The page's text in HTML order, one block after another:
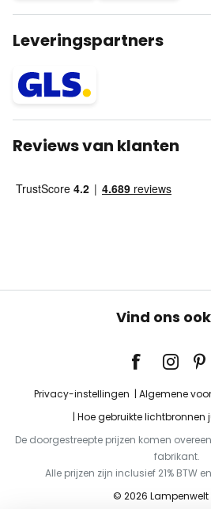
Leveringspartners
Reviews van klanten
Vind ons
Privacy-instellingen Algemene
Hoe gebruikte lichtbronnen
De doorgestreepte prijzen komen
fabrikant.
Alle prijzen zijn inclusief 21% BTW
© 2026 Lampenwelt